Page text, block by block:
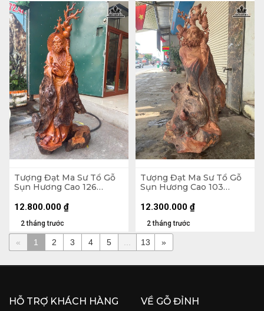
Tượng Đạt Ma Sư Tổ Gỗ
Sụn Hương Cao 126
2 tháng trước
12.800.000 ₫
Tượng Đạt Ma Sư Tổ Gỗ
Sụn Hương Cao 103
2 tháng trước
12.300.000 ₫
« 1 2 3 4 5 ... 13 »
HỖ TRỢ KHÁCH HÀNG VỀ GỖ ĐỈNH